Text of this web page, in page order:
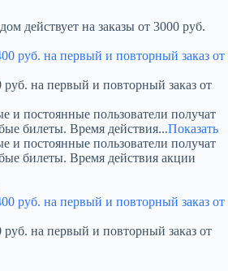
действует на заказы от 3000 руб.
на первый и повторный заказ от
и постоянные пользователи получат
билеты. Время действия...Показать
и постоянные пользователи получат
билеты. Время действия акции
на первый и повторный заказ от